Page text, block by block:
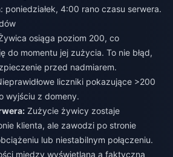
4:00 rano czasu serwera.
osiąga poziom 200, co
do momentu jej zużycia. To nie błąd,
przed nadmiarem.
liczniki pokazujące >200
wyjściu z domeny.
Zużycie żywicy zostaje
klienta, ale zawodzi po stronie
lub niestabilnym połączeniu.
między wyświetlaną a faktyczną